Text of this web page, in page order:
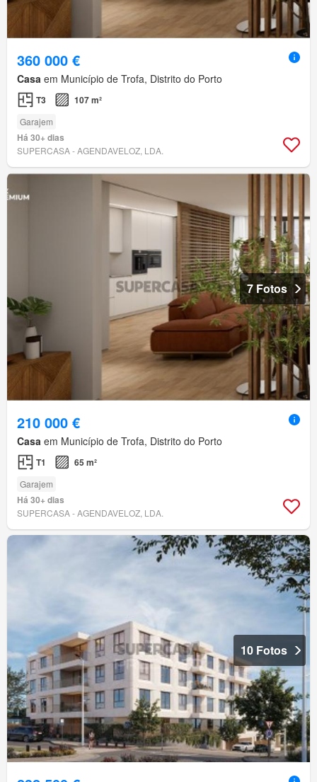
360 000 €
Casa em Município de Trofa, Distrito do Porto
T3 107 m²
Garajem
Há 30+ dias
SUPERCASA - AGENDAVELOZ, LDA.
7 Fotos
210 000 €
Casa em Município de Trofa, Distrito do Porto
T1 65 m²
Garajem
Há 30+ dias
SUPERCASA - AGENDAVELOZ, LDA.
10 Fotos